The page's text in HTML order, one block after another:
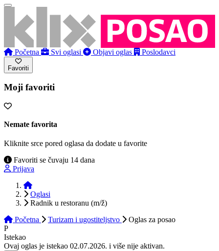
Početna Svi oglasi Objavi oglas Poslodavci
Favoriti
Moji favoriti
Nemate favorita
Kliknite srce pored oglasa da dodate u favorite
Favoriti se čuvaju 14 dana
Prijava
Početna
Oglasi
Radnik u restoranu (m/ž)
Početna
Turizam i ugostiteljstvo Oglas za posao
P
Istekao
Ovaj oglas je istekao 02.07.2026. i više nije aktivan.